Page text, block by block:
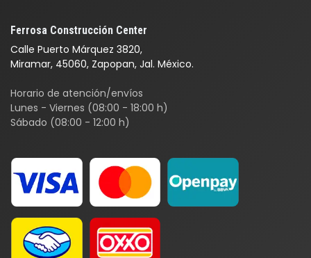
Ferrosa Construcción Center
Calle Puerto Márquez 3820,
Miramar, 45060, Zapopan, Jal. México.
Horario de atención/envíos
Lunes - Viernes (08:00 - 18:00 h)
Sábado (08:00 - 12:00 h)